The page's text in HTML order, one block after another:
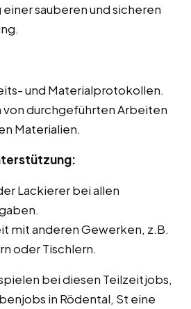
sauberen und sicheren
und Materialprotokollen.
durchgeführten Arbeiten
Materialien.
Lackierer bei allen
mit anderen Gewerken, z.B.
oder Tischlern.
bei diesen Teilzeitjobs,
in Rödental, St eine